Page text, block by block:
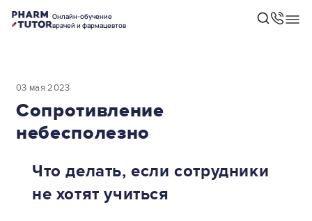
Онлайн-обучение
врачей и фармацевтов
03 мая 2023
Сопротивление
небесполезно
Что делать, если сотрудники
не хотят учиться